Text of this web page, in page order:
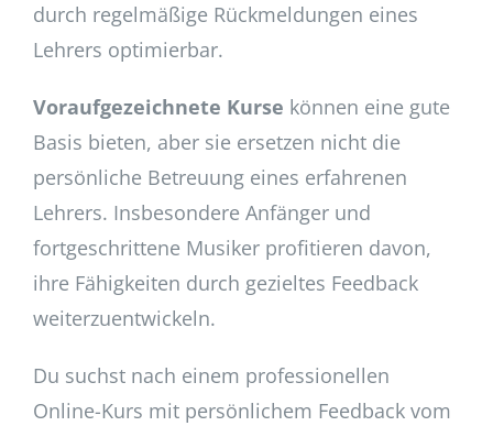
durch regelmäßige Rückmeldungen eines
Lehrers optimierbar.
Voraufgezeichnete Kurse können eine gute
Basis bieten, aber sie ersetzen nicht die
persönliche Betreuung eines erfahrenen
Lehrers. Insbesondere Anfänger und
fortgeschrittene Musiker profitieren davon,
ihre Fähigkeiten durch gezieltes Feedback
weiterzuentwickeln.
Du suchst nach einem professionellen
Online-Kurs mit persönlichem Feedback vom